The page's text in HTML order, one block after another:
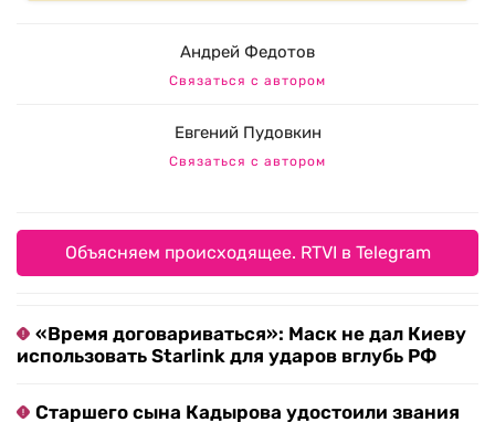
Андрей Федотов
Связаться с автором
Евгений Пудовкин
Связаться с автором
Объясняем происходящее. RTVI в Telegram
«Время договариваться»: Маск не дал Киеву
использовать Starlink для ударов вглубь РФ
Старшего сына Кадырова удостоили звания